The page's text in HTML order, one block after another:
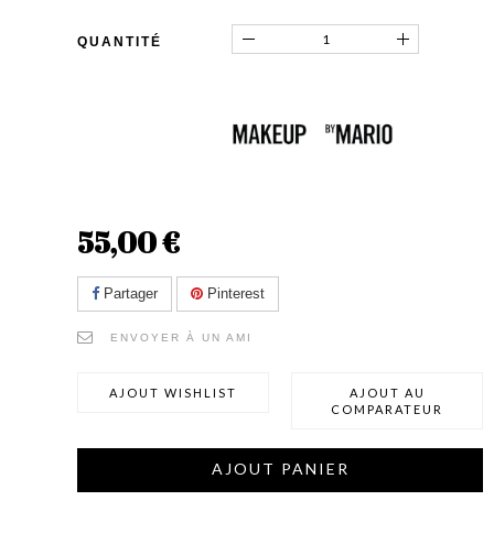
QUANTITÉ
55,00 €
Partager Pinterest
ENVOYER À UN AMI
AJOUT WISHLIST
AJOUT AU
COMPARATEUR
AJOUT PANIER